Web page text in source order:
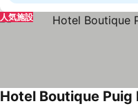
人気施設
Hotel Boutique